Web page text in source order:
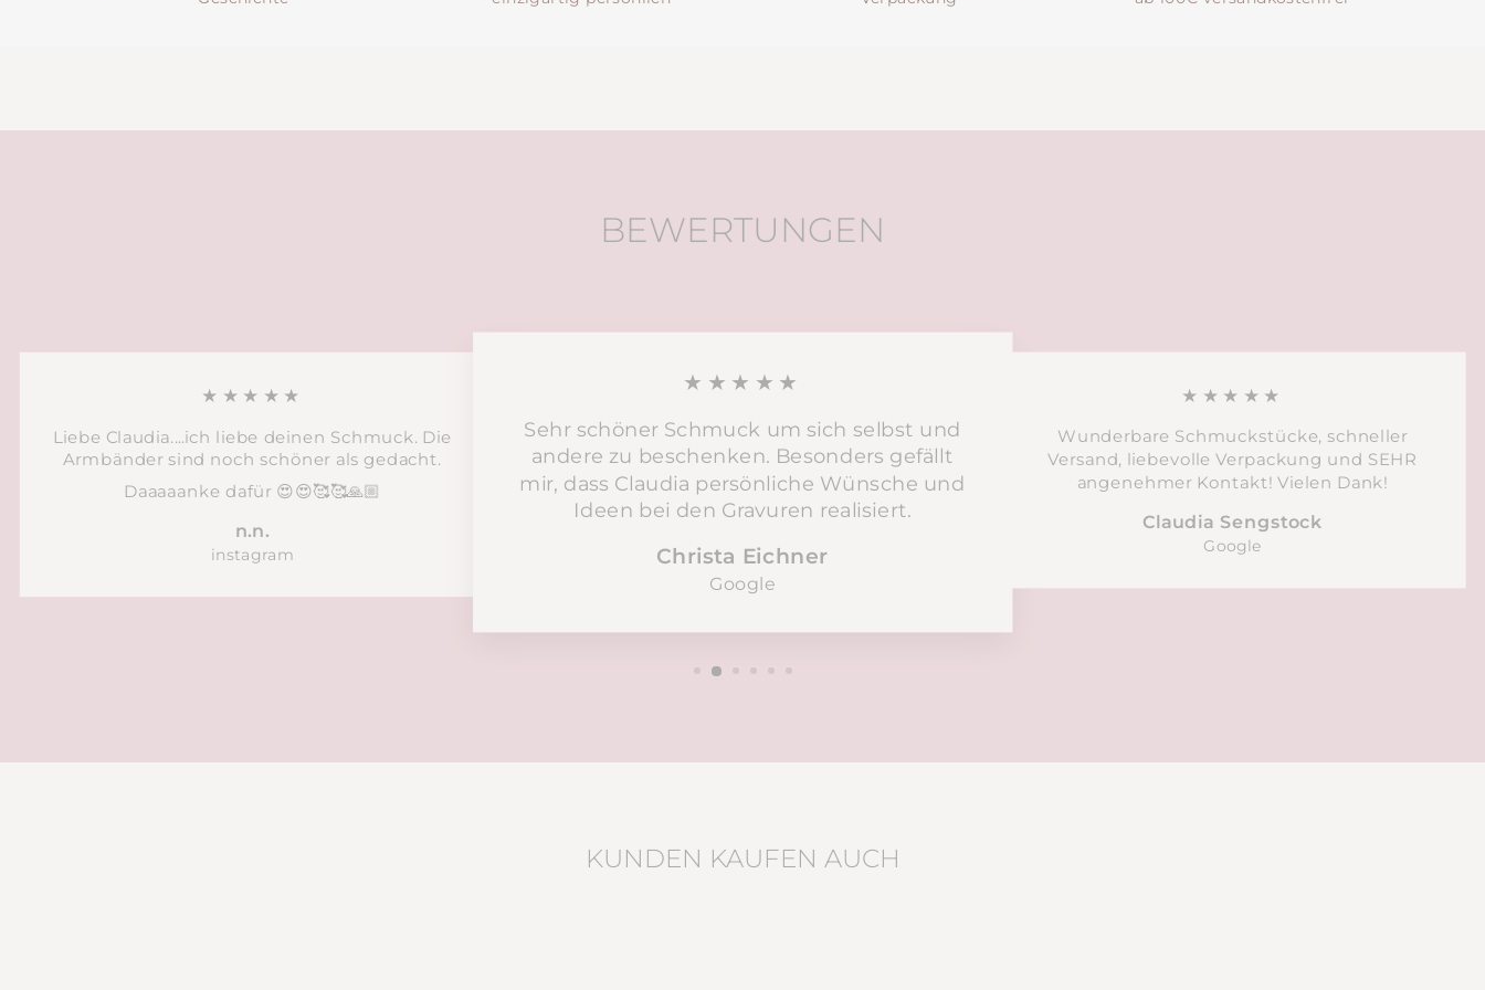
BEWERTUNGEN
★★★★★
Liebe Claudia....ich liebe deinen Schmuck. Die
Armbänder sind noch schöner als gedacht.
Daaaaanke dafür 😍😍🥰🥰🙏🏼
n.n.
instagram
★★★★★
Sehr schöner Schmuck um sich selbst und
andere zu beschenken. Besonders gefällt
mir, dass Claudia persönliche Wünsche und
Ideen bei den Gravuren realisiert.
Christa Eichner
Google
★★★★★
Wunderbare Schmuckstücke, schneller
Versand, liebevolle Verpackung und SEHR
angenehmer Kontakt! Vielen Dank!
Claudia Sengstock
Google
KUNDEN KAUFEN AUCH